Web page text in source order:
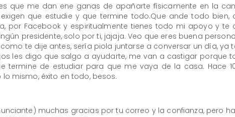
que me dan ene ganas de apañarte físicamente en la
que estudie y que termine todo.Que ande todo bien,
por Facebook y espiritualmente tienes todo mi apoyo y te
presidente, solo por ti, jajaja. Veo que eres buena
te dije antes, sería piola juntarse a conversar un día, ya
les digo que salgo a ayudarte, me van a castigar porque
termine de estudiar para que me vaya de la casa. Hace
mismo, éxito en todo, besos.
muchas gracias por tu correo y la confianza, pero